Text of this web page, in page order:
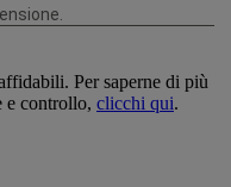
Per saperne di più
e controllo, clicchi qui.